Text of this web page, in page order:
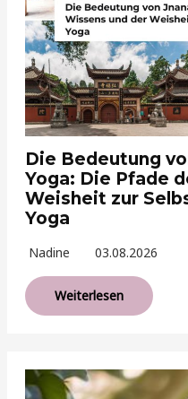
Die Bedeutung
Yoga: Die Pfade
Weisheit zur
Yoga
Nadine 03.08.2026
Weiterlesen